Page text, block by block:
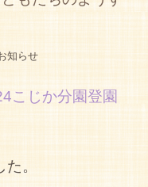
知らせ
こじか分園登園
。